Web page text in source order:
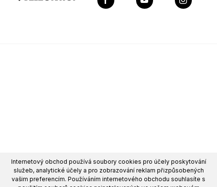
Internetový obchod používá soubory cookies pro účely poskytování
služeb, analytické účely a pro zobrazování reklam přizpůsobených
vašim preferencím. Používáním internetového obchodu souhlasíte s